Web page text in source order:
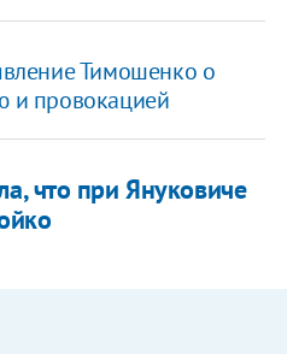
Тимошенко о
и провокацией
что при Януковиче